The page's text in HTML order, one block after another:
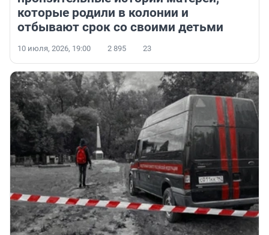
которые родили в колонии и
отбывают срок со своими детьми
10 июля, 2026, 19:00 2 895 23